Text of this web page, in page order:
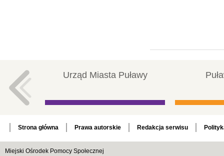
Urząd Miasta Puławy
Strona główna Prawa autorskie Redakcja serwisu
Miejski Ośrodek Pomocy Społecznej